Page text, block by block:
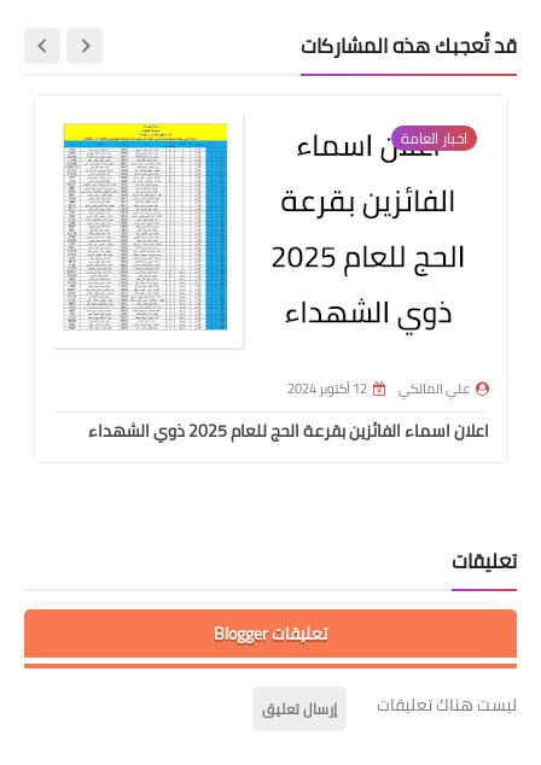
قد تُعجبك هذه المشاركات
اخبار العامة
علي المالكي 12 أكتوبر 2024
اعلان اسماء الفائزين بقرعة الحج للعام 2025 ذوي الشهداء
تعليقات
تعليقات Blogger
ليست هناك تعليقات إرسال تعليق